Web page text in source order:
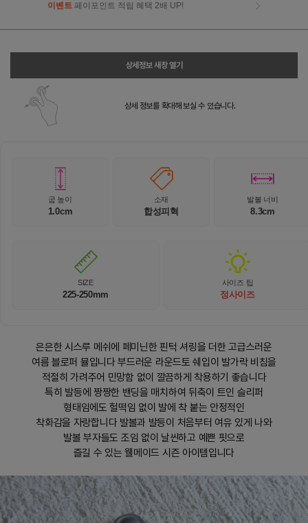
이벤트 페이포인트 적립 혜택 2배 UP!
이벤트페이포인트 적립 혜택 2배 UP!
상세정보 새창 열기
상세 정보를 확대해 보실 수 있습니다.
굽 높이
1.0cm
소재
합성피혁
발볼 너비
8.3cm
SIZE
225-250mm
사이즈 팁
정사이즈
은은한 시스루 메쉬에 페미닌한 핀턱 셔링을 더한 고급스러운
여름 블로퍼 뮬입니다 부드러운 라운드토 쉐입이 발가락 비침을
적절히 가려주어 민망함 없이 깔끔하게 착용하기 좋습니다
특히 발등에 짱짱한 밴딩을 매치하여 뒤축이 트인 슬리퍼
형태임에도 헐떡임 없이 발에 착 붙는 안정적인
착화감을 자랑합니다 발볼과 발등이 처음부터 여유 있게 나와
발볼 부자들도 조임 없이 날씬하고 예쁜 핏으로
즐길 수 있는 웰메이드 시즌 아이템입니다